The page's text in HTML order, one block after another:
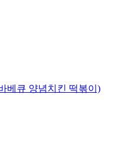
베큐 양념치킨 떡볶이)